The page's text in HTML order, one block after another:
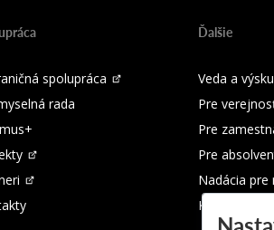
spolupráca
rada
Ďalšie
Veda a
Pre
Pre
Pre
Nadácia pre
Kontakty